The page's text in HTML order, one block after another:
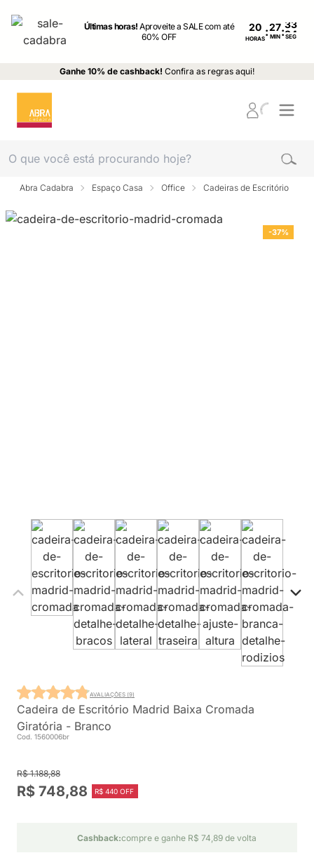
Últimas horas!Aproveite a SALE com até
60% OFF
20
HORAS: MIN : SEG
Ganhe 10% de cashback! Confira as regras aqui!
Abra Cadabra Espaço Casa Office Cadeiras de Escritório
-37%
Cadeira de Escritório Madrid Baixa Cromada
Giratória - Branco
Cod. 1560006br
AVALIAÇÕES (9)
R$ 1.188,88
R$ 748,88 R$ 440 OFF
Cashback:compre e ganhe R$ 74,89 de volta